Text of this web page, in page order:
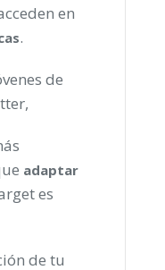
en
.
de
adaptar
es
de tu